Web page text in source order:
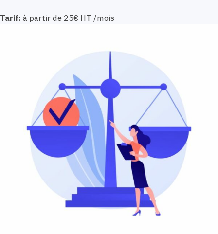
Tarif: à partir de 25€ HT /mois